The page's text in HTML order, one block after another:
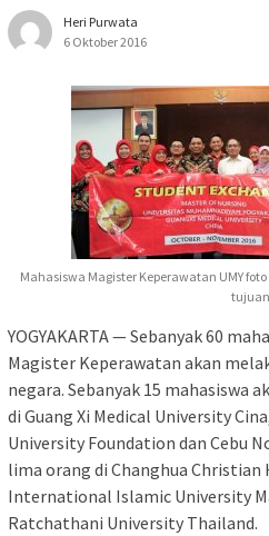
Heri Purwata
6 Oktober 2016
Mahasiswa Magister Keperawatan UMY
YOGYAKARTA — Sebanyak 60
Magister Keperawatan akan
negara. Sebanyak 15 mahasiswa
di Guang Xi Medical University
University Foundation dan Cebu
lima orang di Changhua Christian
International Islamic University
Ratchathani University Thailand.